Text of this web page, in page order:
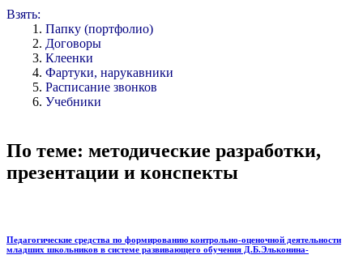
Взять:
Папку (портфолио)
Договоры
Клеенки
Фартуки, нарукавники
Расписание звонков
Учебники
По теме: методические разработки,
презентации и конспекты
Педагогические средства по формированию контрольно-оценочной деятельности
младших школьников в системе развивающего обучения Д.Б.Эльконина-